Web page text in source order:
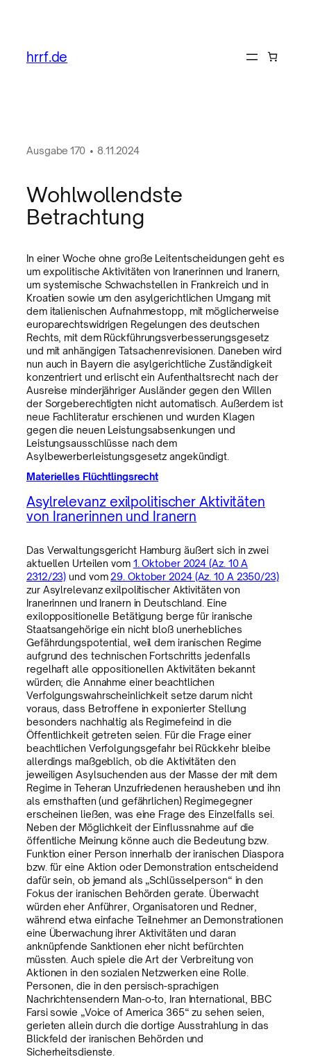
hrrf.de
Ausgabe170• 8.11.2024
Wohlwollendste
Betrachtung
In einer Woche ohne große Leitentscheidungen geht es
um expolitische Aktivitäten von Iranerinnen und Iranern,
um systemische Schwachstellen in Frankreich und in
Kroatien sowie um den asylgerichtlichen Umgang mit
dem italienischen Aufnahmestopp, mit möglicherweise
europarechtswidrigen Regelungen des deutschen
Rechts, mit dem Rückführungsverbesserungsgesetz
und mit anhängigen Tatsachenrevisionen. Daneben wird
nun auch in Bayern die asylgerichtliche Zuständigkeit
konzentriert und erlischt ein Aufenthaltsrecht nach der
Ausreise minderjähriger Ausländer gegen den Willen
der Sorgeberechtigten nicht automatisch. Außerdem ist
neue Fachliteratur erschienen und wurden Klagen
gegen die neuen Leistungsabsenkungen und
Leistungsausschlüsse nach dem
Asylbewerberleistungsgesetz angekündigt.
Materielles Flüchtlingsrecht
Asylrelevanz exilpolitischer Aktivitäten
von Iranerinnen und Iranern
Das Verwaltungsgericht Hamburg äußert sich in zwei
aktuellen Urteilen vom 1. Oktober 2024 (Az. 10 A
2312/23) und vom 29. Oktober 2024 (Az. 10 A 2350/23)
zur Asylrelevanz exilpolitischer Aktivitäten von
Iranerinnen und Iranern in Deutschland. Eine
exiloppositionelle Betätigung berge für iranische
Staatsangehörige ein nicht bloß unerhebliches
Gefährdungspotential, weil dem iranischen Regime
aufgrund des technischen Fortschritts jedenfalls
regelhaft alle oppositionellen Aktivitäten bekannt
würden; die Annahme einer beachtlichen
Verfolgungswahrscheinlichkeit setze darum nicht
voraus, dass Betroffene in exponierter Stellung
besonders nachhaltig als Regimefeind in die
Öffentlichkeit getreten seien. Für die Frage einer
beachtlichen Verfolgungsgefahr bei Rückkehr bleibe
allerdings maßgeblich, ob die Aktivitäten den
jeweiligen Asylsuchenden aus der Masse der mit dem
Regime in Teheran Unzufriedenen herausheben und ihn
als ernsthaften (und gefährlichen) Regimegegner
erscheinen ließen, was eine Frage des Einzelfalls sei.
Neben der Möglichkeit der Einflussnahme auf die
öffentliche Meinung könne auch die Bedeutung bzw.
Funktion einer Person innerhalb der iranischen Diaspora
bzw. für eine Aktion oder Demonstration entscheidend
dafür sein, ob jemand als „Schlüsselperson“ in den
Fokus der iranischen Behörden gerate. Überwacht
würden eher Anführer, Organisatoren und Redner,
während etwa einfache Teilnehmer an Demonstrationen
eine Überwachung ihrer Aktivitäten und daran
anknüpfende Sanktionen eher nicht befürchten
müssten. Auch spiele die Art der Verbreitung von
Aktionen in den sozialen Netzwerken eine Rolle.
Personen, die in den persisch-sprachigen
Nachrichtensendern Man-o-to, Iran International, BBC
Farsi sowie „Voice of America 365“ zu sehen seien,
gerieten allein durch die dortige Ausstrahlung in das
Blickfeld der iranischen Behörden und
Sicherheitsdienste.